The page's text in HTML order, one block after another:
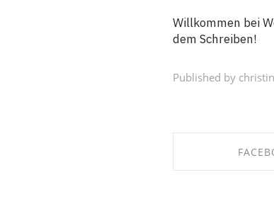
Willkommen bei
dem Schreiben!
Published by